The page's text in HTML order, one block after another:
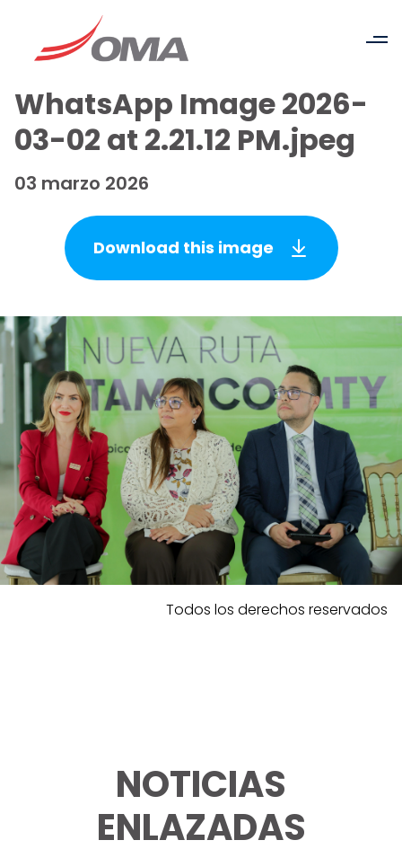
WhatsApp Image 2026-
03-02 at 2.21.12 PM.jpeg
03 marzo 2026
Download this image
Todos los derechos reservados
NOTICIAS
ENLAZADAS